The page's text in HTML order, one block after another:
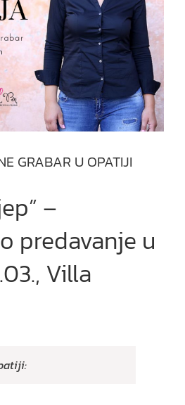
GRABAR U OPATIJI
–
predavanje u
Villa